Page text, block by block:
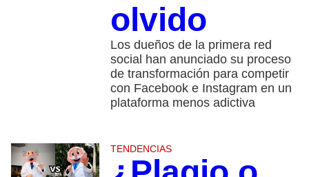
olvido
Los dueños de la primera red
social han anunciado su proceso
de transformación para competir
con Facebook e Instagram en un
plataforma menos adictiva
TENDENCIAS